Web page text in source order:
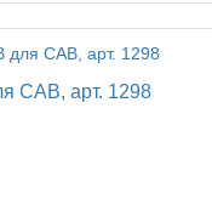
CAB, арт. 1298